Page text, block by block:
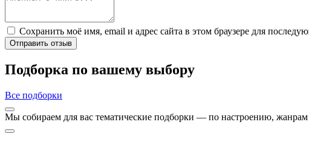
Сохранить моё имя, email и адрес сайта в этом браузере для
Отправить отзыв
Подборка по вашему выбору
Все подборки
Мы собираем для вас тематические подборки — по настроению,